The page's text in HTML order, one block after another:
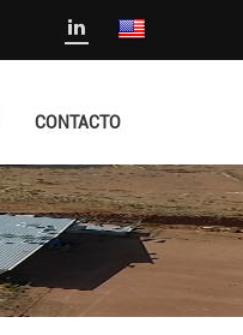
CONTACTO